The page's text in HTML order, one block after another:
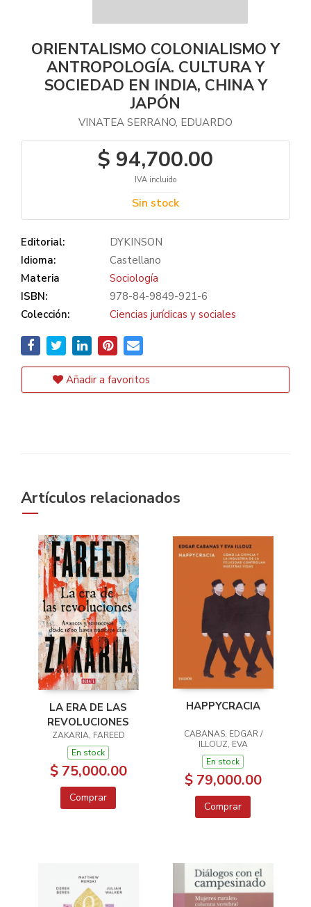
ORIENTALISMO COLONIALISMO Y
ANTROPOLOGÍA. CULTURA Y
SOCIEDAD EN INDIA, CHINA Y
JAPÓN
VINATEA SERRANO, EDUARDO
$ 94,700.00
IVA incluido
Sin stock
Editorial:
DYKINSON
Idioma:
Castellano
Materia
Sociología
ISBN:
978-84-9849-921-6
Colección:
Ciencias jurídicas y sociales
Añadir a favoritos
Artículos relacionados
LA ERA DE LAS
REVOLUCIONES
ZAKARIA, FAREED
En stock
$ 75,000.00
Comprar
HAPPYCRACIA
CABANAS, EDGAR /
ILLOUZ, EVA
En stock
$ 79,000.00
Comprar